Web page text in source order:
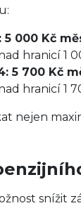
5 000 Kč
hranicí 1
5 700 Kč
hranicí 1
nejen
snížit